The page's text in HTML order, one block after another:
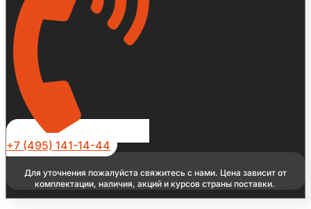
+7 (495) 141-14-44
Для уточнения пожалуйста свяжитесь с нами. Цена зависит от
комплектации, наличия, акций и курсов страны поставки.